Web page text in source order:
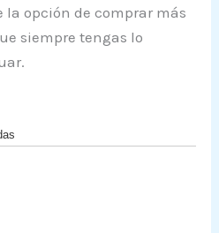
la opción de comprar más
siempre tengas lo